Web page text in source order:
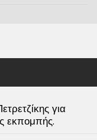
για
εκπομπής.